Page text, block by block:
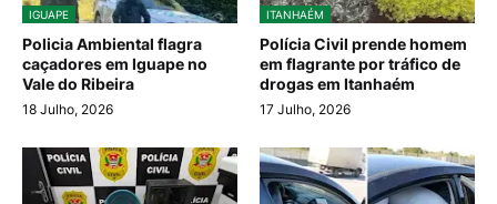
IGUAPE
Policia Ambiental flagra
caçadores em Iguape no
Vale do Ribeira
18 Julho, 2026
ITANHAÉM
Polícia Civil prende homem
em flagrante por tráfico de
drogas em Itanhaém
17 Julho, 2026